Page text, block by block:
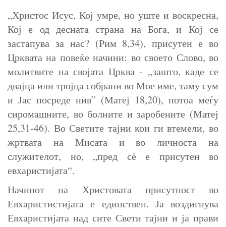
„Христос Исус, Кој умре, но уште и воскресна,
Кој е од десната страна на Бога, и Кој се
застапува за нас? (Рим 8,34), присутен е во
Црквата на повеќе начини: во своето Слово, во
молитвите на својата Црква - „зашто, каде се
двајца или тројца собрани во Мое име, таму сум
и Јас посреде нив” (Матеј 18,20), потоа меѓу
сиромашните, во болните и заробените (Матеј
25,31-46). Во Светите тајни кои ги втемели, во
жртвата на Мисата и во личноста на
служителот, но, „пред сѐ е присутен во
евхаристијата“.
Начинот на Христовата присутност во
Евхаристистијата е единствен. Ја воздигнува
Евхаристијата над сите Свети тајни и ја прави